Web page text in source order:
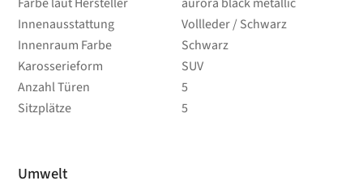
Innenausstattung
Vollleder / Schwarz
Innenraum Farbe
Schwarz
Karosserieform
SUV
Anzahl Türen
5
Sitzplätze
5
Umwelt